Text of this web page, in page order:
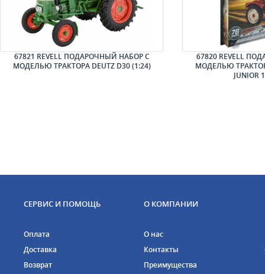
67821 REVELL ПОДАРОЧНЫЙ НАБОР С
МОДЕЛЬЮ ТРАКТОРА DEUTZ D30 (1:24)
67820 REVELL
МОДЕЛЬЮ
JUNIOR
СЕРВИС И ПОМОЩЬ
Оплата
Доставка
Возврат
О КОМПАНИИ
О нас
Контакты
Преимущества